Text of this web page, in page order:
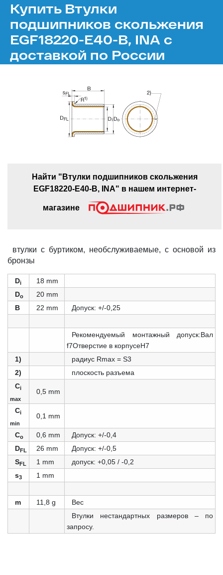
Купить Втулки
подшипников скольжения
EGF18220-E40-B, INA с
доставкой по России
Найти "Втулки подшипников скольжения
EGF18220-E40-B, INA" в нашем интернет-
магазине
втулки с буртиком, необслуживаемые, с основой из
бронзы
Di
18 mm
Do
20 mm
B
22 mm Допуск: +/-0,25
Рекомендуемый монтажный допуск:Вал
f7Отверстие в корпусеН7
1)
радиус Rmax = S3
2)
плоскость разъема
Ci
max
0,5 mm
Ci
min
0,1 mm
Co 0,6 mm
Допуск: +/-0,4
DFL 26 mm
Допуск: +/-0,5
SFL 1 mm
допуск: +0,05 / -0,2
s3 1 mm
m 11,8 g
Вес
Втулки нестандартных размеров – по
запросу.